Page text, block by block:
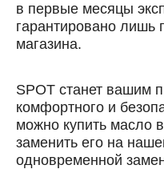
в первые месяцы
гарантировано лишь
магазина.
SPOT станет вашим
комфортного и
можно купить масло
заменить его на
одновременной